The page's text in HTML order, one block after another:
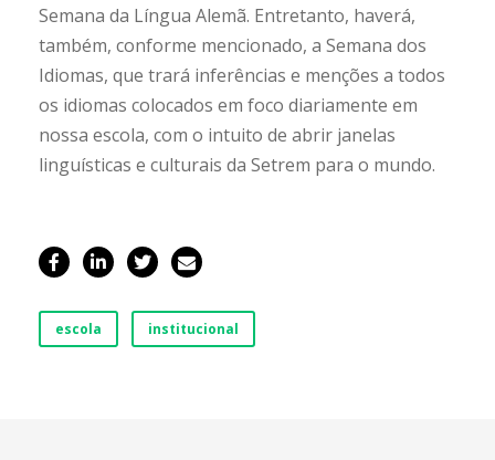
Semana da Língua Alemã. Entretanto, haverá,
também, conforme mencionado, a Semana dos
Idiomas, que trará inferências e menções a todos
os idiomas colocados em foco diariamente em
nossa escola, com o intuito de abrir janelas
linguísticas e culturais da Setrem para o mundo.
escola institucional